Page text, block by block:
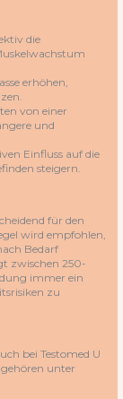
die
erhöhen,
von einer
und
Einfluss auf die
steigern.
für den
wird empfohlen,
Bedarf
zwischen 250-
immer ein
zu
bei Testomed U
unter